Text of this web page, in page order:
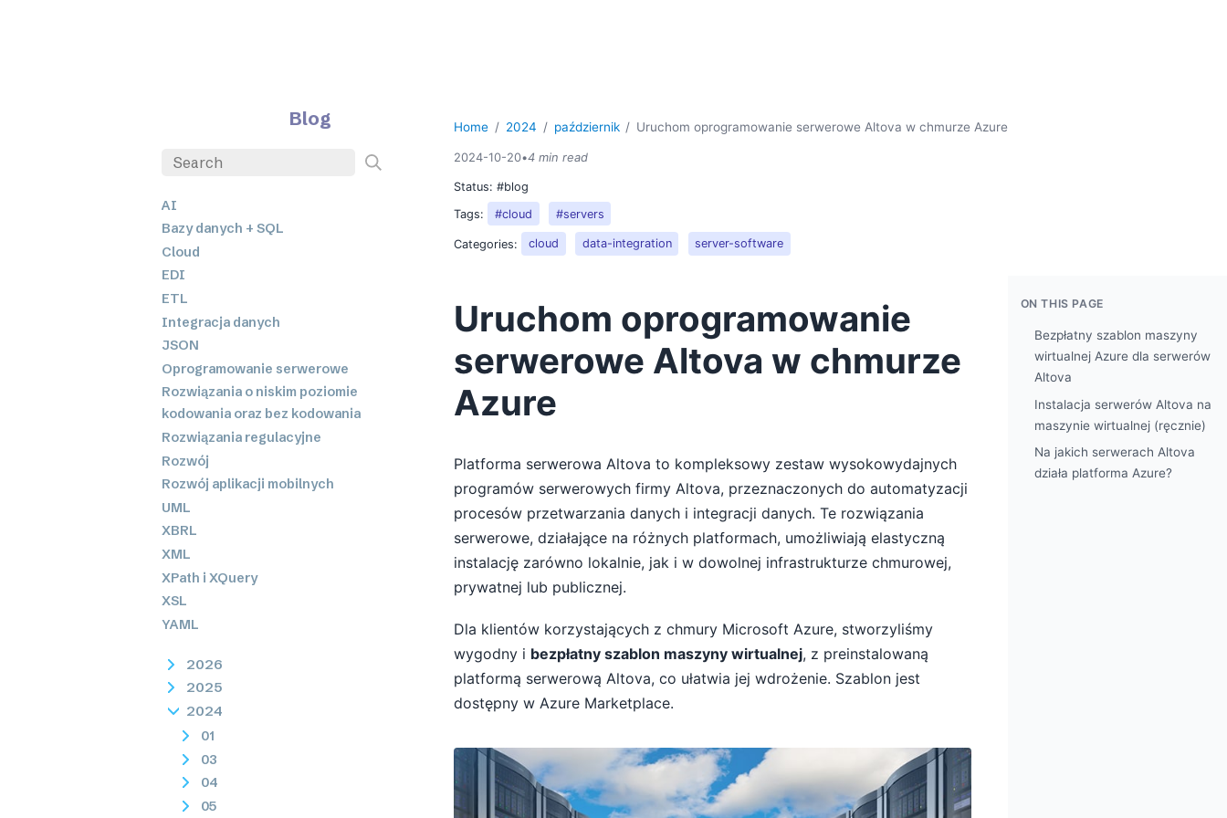
Blog
AI
Bazy danych + SQL
Cloud
EDI
ETL
Integracja danych
JSON
Oprogramowanie serwerowe
Rozwiązania o niskim poziomie
kodowania oraz bez kodowania
Rozwiązania regulacyjne
Rozwój
Rozwój aplikacji mobilnych
UML
XBRL
XML
XPath i XQuery
XSL
YAML
2026
2025
2024
01
03
04
05
Home 2024 październik Uruchom oprogramowanie serwerowe Altova w chmurze Azure
2024-10-20•4 min read
Status:#blog
Tags:
#cloud #servers
Categories: cloud data-integration server-software
Uruchom oprogramowanie
serwerowe Altova w chmurze
Azure
Platforma serwerowa Altova to kompleksowy zestaw wysokowydajnych
programów serwerowych firmy Altova, przeznaczonych do automatyzacji
procesów przetwarzania danych i integracji danych. Te rozwiązania
serwerowe, działające na różnych platformach, umożliwiają elastyczną
instalację zarówno lokalnie, jak i w dowolnej infrastrukturze chmurowej,
prywatnej lub publicznej.
Dla klientów korzystających z chmury Microsoft Azure, stworzyliśmy
wygodny i bezpłatny szablon maszyny wirtualnej, z preinstalowaną
platformą serwerową Altova, co ułatwia jej wdrożenie. Szablon jest
dostępny w Azure Marketplace.
ON THIS PAGE
Bezpłatny szablon maszyny
wirtualnej Azure dla serwerów
Altova
Instalacja serwerów Altova na
maszynie wirtualnej (ręcznie)
Na jakich serwerach Altova
działa platforma Azure?